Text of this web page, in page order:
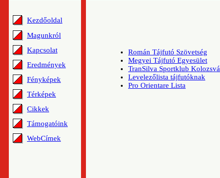
Kezdőoldal
Magunkról
Kapcsolat
Eredmények
Fényképek
Térképek
Cikkek
Támogatóink
WebCímek
Román Tájfutó Szövetség
Megyei Tájfutó Egyesület
TranSilva Sportklub
Levelezőlista tájfutóknak
Pro Orientare Lista